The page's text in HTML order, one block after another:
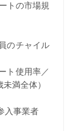
の市場規
チャイル
使用率／
満全体）
事業者